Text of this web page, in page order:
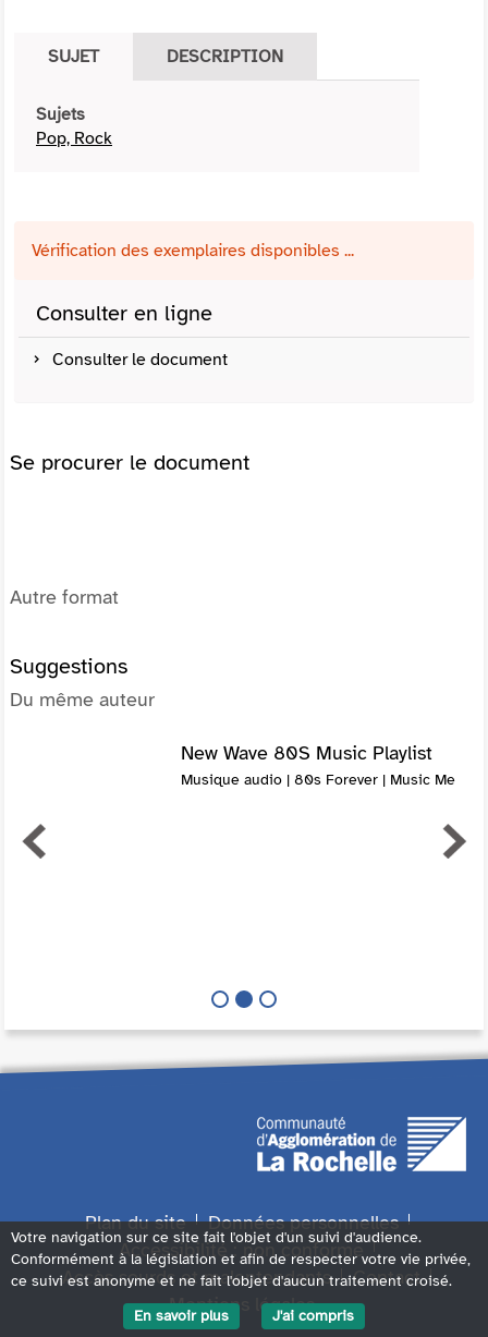
SUJET DESCRIPTION
Sujets
Pop, Rock
Vérification des exemplaires disponibles ...
Consulter en ligne
Consulter le document
Se procurer le document
Autre format
Suggestions
Du même auteur
New Wave 80S Music Playlist
Musique audio | 80s Forever | Music Me
Plan du site
Données personnelles
Accessibilité : non conforme
Accès sourds et malentendants
Contact
Mentions légales
Votre navigation sur ce site fait l'objet d'un suivi d'audience.
Conformément à la législation et afin de respecter votre vie privée,
ce suivi est anonyme et ne fait l'objet d'aucun traitement croisé.
En savoir plus
J'ai compris